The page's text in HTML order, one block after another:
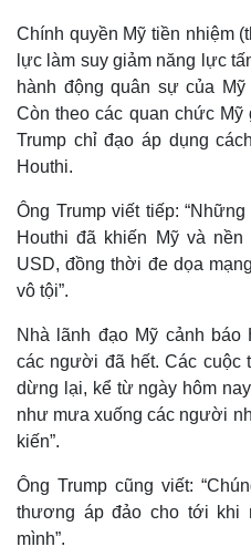
Thế giới
Quan sát
Cuộc sống đó đây
Hồ sơ
Chính quyền Mỹ tiền nhiệm
lực làm suy giảm năng lực
hành động quân sự của
Còn theo các quan chức Mỹ
Trump chỉ đạo áp dụng
Houthi.
Ông Trump viết tiếp:
Houthi đã khiến Mỹ và
USD, đồng thời đe dọa
vô tội”.
Nhà lãnh đạo Mỹ cảnh báo
các người đã hết. Các cuộc
dừng lại, kể từ ngày hôm
như mưa xuống các người
kiến”.
Ông Trump cũng viết:
thương áp đảo cho tới khi
mình”.